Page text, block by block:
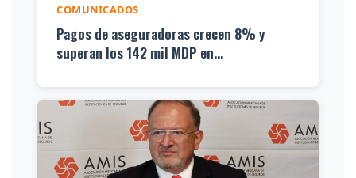
COMUNICADOS
Pagos de aseguradoras crecen 8% y
superan los 142 mil MDP en...